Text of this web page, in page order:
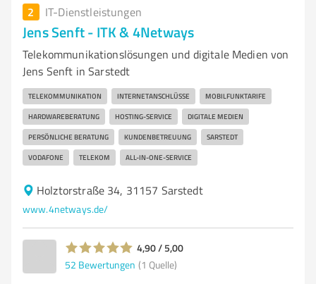
2 IT-Dienstleistungen
Jens Senft - ITK & 4Netways
Telekommunikationslösungen und digitale Medien von
Jens Senft in Sarstedt
TELEKOMMUNIKATION INTERNETANSCHLÜSSE MOBILFUNKTARIFE
HARDWAREBERATUNG HOSTING-SERVICE DIGITALE MEDIEN
PERSÖNLICHE BERATUNG KUNDENBETREUUNG SARSTEDT
VODAFONE TELEKOM ALL-IN-ONE-SERVICE
Holztorstraße 34, 31157 Sarstedt
www.4netways.de/
4,90 / 5,00
52 Bewertungen (1 Quelle)